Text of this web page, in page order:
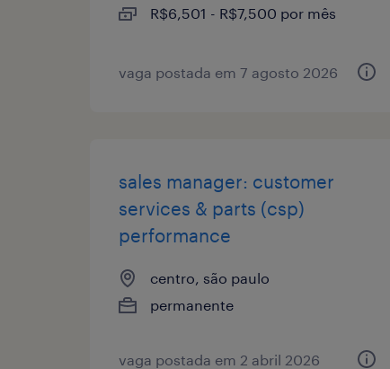
R$6,501 - R$7,500 por mês
vaga postada em 7 agosto 2026
sales manager: customer
services & parts (csp)
performance
centro, são paulo
permanente
vaga postada em 2 abril 2026